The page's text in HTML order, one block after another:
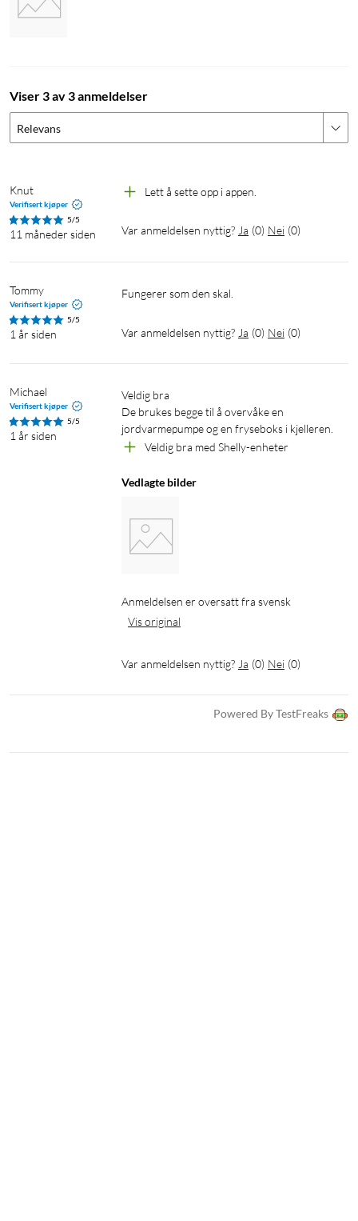
Viser 3 av 3 anmeldelser
Relevans
Knut
Verifisert kjøper
5/5
11 måneder siden
Lett å sette opp i appen.
Var anmeldelsen nyttig? Ja (0) Nei (0)
Tommy
Verifisert kjøper
5/5
1 år siden
Fungerer som den skal.
Var anmeldelsen nyttig? Ja (0) Nei (0)
Michael
Verifisert kjøper
5/5
1 år siden
Veldig bra
De brukes begge til å overvåke en
jordvarmepumpe og en fryseboks i kjelleren.
Veldig bra med Shelly-enheter
Vedlagte bilder
Anmeldelsen er oversatt fra svensk
Vis original
Var anmeldelsen nyttig? Ja (0) Nei (0)
Powered By TestFreaks